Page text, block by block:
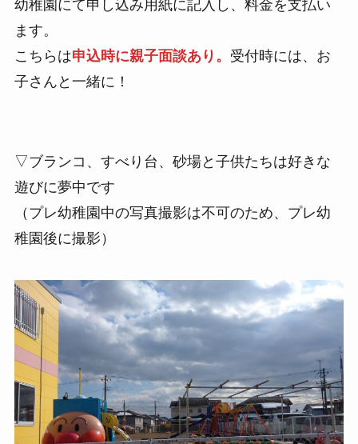
幼稚園にて申し込み用紙に記入し、料金を支払い
ます。
こちらは申込時に親子面談あり。 受付時には、お
子さんと一緒に！
▽ブランコ、すべり台、砂場と子供たちは好きな
遊びに夢中です
（プレ幼稚園中の写真撮影は不可のため、プレ幼
稚園後に撮影）